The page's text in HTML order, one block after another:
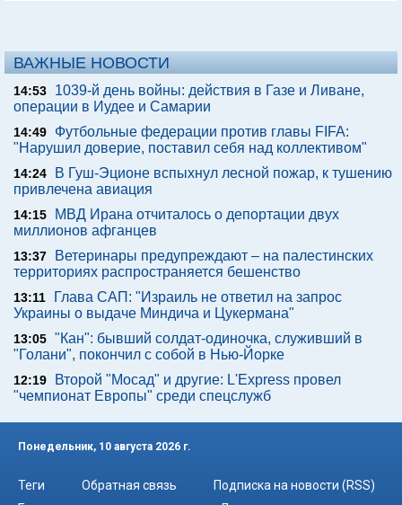
ВАЖНЫЕ НОВОСТИ
14:53
1039-й день войны: действия в Газе и Ливане,
операции в Иудее и Самарии
14:49
Футбольные федерации против главы FIFA:
"Нарушил доверие, поставил себя над коллективом"
14:24
В Гуш-Эционе вспыхнул лесной пожар, к тушению
привлечена авиация
14:15
МВД Ирана отчиталось о депортации двух
миллионов афганцев
13:37
Ветеринары предупреждают – на палестинских
территориях распространяется бешенство
13:11
Глава САП: "Израиль не ответил на запрос
Украины о выдаче Миндича и Цукермана"
13:05 "Кан": бывший солдат-одиночка, служивший в
"Голани", покончил с собой в Нью-Йорке
12:19
Второй "Мосад" и другие: L'Express провел
"чемпионат Европы" среди спецслужб
Понедельник, 10 августа 2026 г.
Теги Обратная связь
Подписка на новости (RSS)